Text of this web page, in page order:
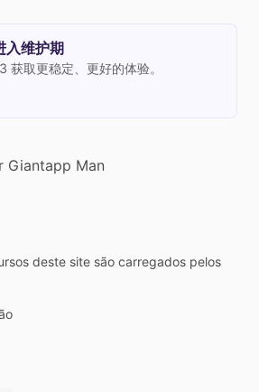
入维护期
获取更稳定、更好的体验。
Giantapp Man
deste site são carregados pelos